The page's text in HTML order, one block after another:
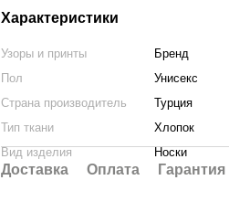
Характеристики
Узоры и принты
Бренд
Пол
Унисекс
Страна производитель
Турция
Тип ткани
Хлопок
Вид изделия
Носки
Доставка Оплата Гарантия